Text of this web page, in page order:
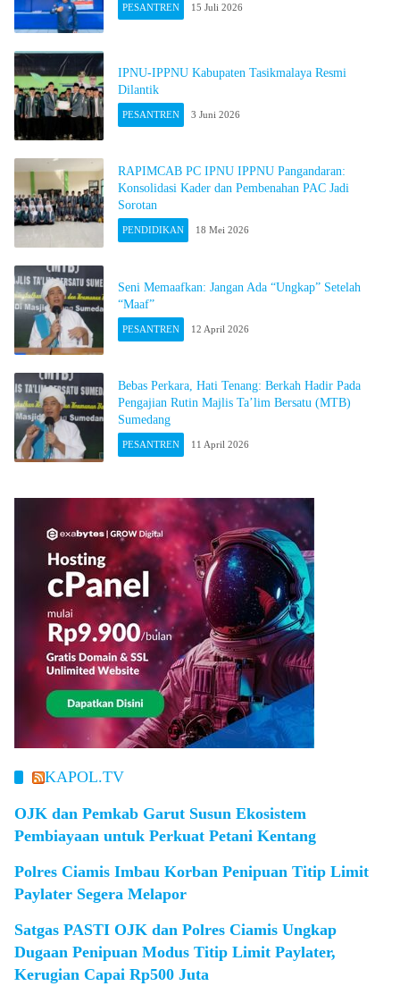
PESANTREN 15 Juli 2026
IPNU-IPPNU Kabupaten Tasikmalaya Resmi
Dilantik
PESANTREN 3 Juni 2026
RAPIMCAB PC IPNU IPPNU Pangandaran:
Konsolidasi Kader dan Pembenahan PAC Jadi
Sorotan
PENDIDIKAN 18 Mei 2026
Seni Memaafkan: Jangan Ada “Ungkap” Setelah
“Maaf”
PESANTREN 12 April 2026
Bebas Perkara, Hati Tenang: Berkah Hadir Pada
Pengajian Rutin Majlis Ta’lim Bersatu (MTB)
Sumedang
PESANTREN 11 April 2026
KAPOL.TV
OJK dan Pemkab Garut Susun Ekosistem
Pembiayaan untuk Perkuat Petani Kentang
Polres Ciamis Imbau Korban Penipuan Titip Limit
Paylater Segera Melapor
Satgas PASTI OJK dan Polres Ciamis Ungkap
Dugaan Penipuan Modus Titip Limit Paylater,
Kerugian Capai Rp500 Juta